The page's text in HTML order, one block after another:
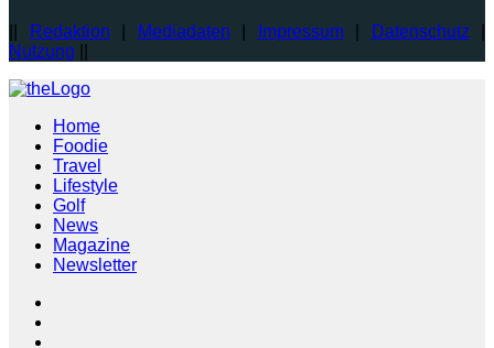
Redaktion Mediadaten Impressum| Datenschutz
Nutzung
Home
Foodie
Travel
Lifestyle
Golf
News
Magazine
Newsletter